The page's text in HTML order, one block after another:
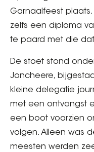
Garnaalfeest
zelfs een diploma
te paard met die
De stoet stond
Joncheere,
kleine delegatie
met een ontvangst
een boot voorzien
volgen. Alleen was
meesten werden